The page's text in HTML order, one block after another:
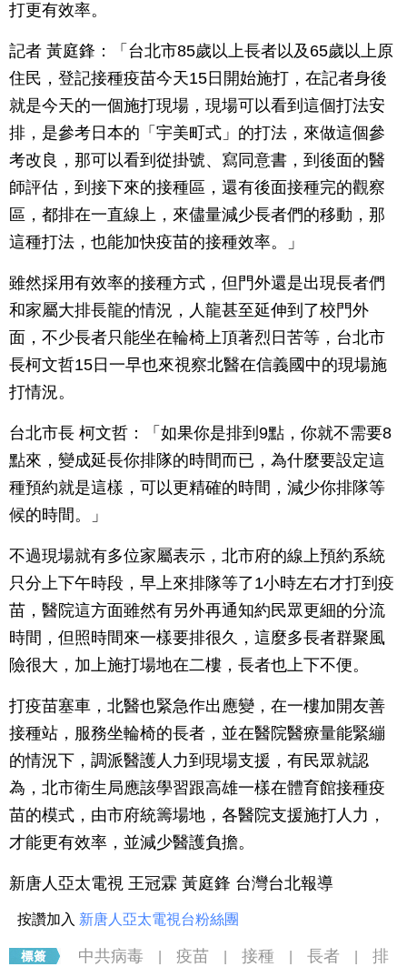
打更有效率。
記者 黃庭鋒：「台北市85歲以上長者以及65歲以上原
住民，登記接種疫苗今天15日開始施打，在記者身後
就是今天的一個施打現場，現場可以看到這個打法安
排，是參考日本的「宇美町式」的打法，來做這個參
考改良，那可以看到從掛號、寫同意書，到後面的醫
師評估，到接下來的接種區，還有後面接種完的觀察
區，都排在一直線上，來儘量減少長者們的移動，那
這種打法，也能加快疫苗的接種效率。」
雖然採用有效率的接種方式，但門外還是出現長者們
和家屬大排長龍的情況，人龍甚至延伸到了校門外
面，不少長者只能坐在輪椅上頂著烈日苦等，台北市
長柯文哲15日一早也來視察北醫在信義國中的現場施
打情況。
台北市長 柯文哲：「如果你是排到9點，你就不需要8
點來，變成延長你排隊的時間而已，為什麼要設定這
種預約就是這樣，可以更精確的時間，減少你排隊等
候的時間。」
不過現場就有多位家屬表示，北市府的線上預約系統
只分上下午時段，早上來排隊等了1小時左右才打到疫
苗，醫院這方面雖然有另外再通知約民眾更細的分流
時間，但照時間來一樣要排很久，這麼多長者群聚風
險很大，加上施打場地在二樓，長者也上下不便。
打疫苗塞車，北醫也緊急作出應變，在一樓加開友善
接種站，服務坐輪椅的長者，並在醫院醫療量能緊繃
的情況下，調派醫護人力到現場支援，有民眾就認
為，北市衛生局應該學習跟高雄一樣在體育館接種疫
苗的模式，由市府統籌場地，各醫院支援施打人力，
才能更有效率，並減少醫護負擔。
新唐人亞太電視 王冠霖 黃庭鋒 台灣台北報導
按讚加入 新唐人亞太電視台粉絲團
中共病毒 疫苗 接種 長者
排